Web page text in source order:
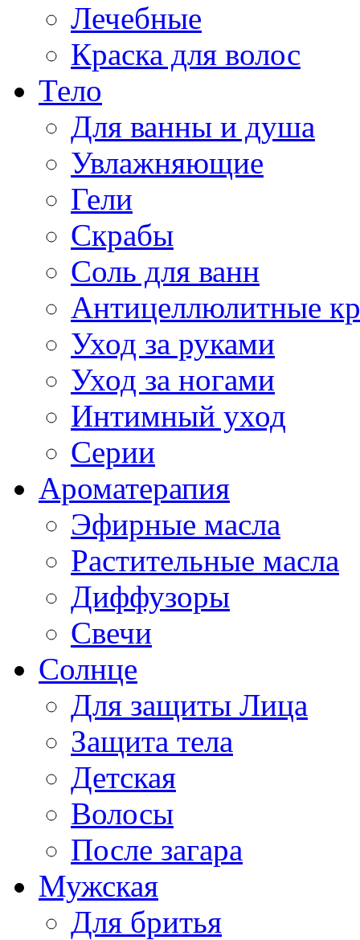
Лечебные
Краска для волос
Тело
Для ванны и душа
Увлажняющие
Гели
Скрабы
Соль для ванн
Антицеллюлитные
Уход за руками
Уход за ногами
Интимный уход
Серии
Ароматерапия
Эфирные масла
Растительные масла
Диффузоры
Свечи
Солнце
Для защиты Лица
Защита тела
Детская
Волосы
После загара
Мужская
Для бритья